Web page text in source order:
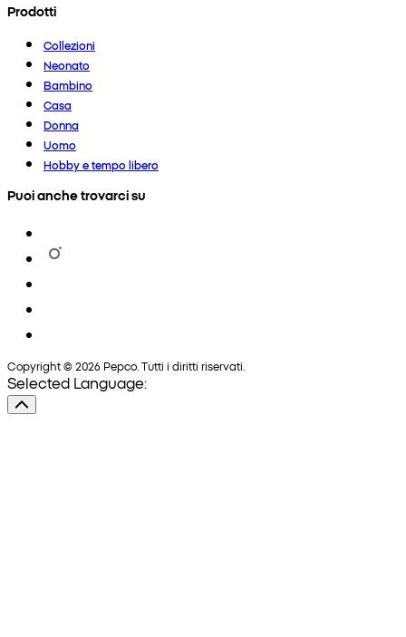
Prodotti
Collezioni
Neonato
Bambino
Casa
Donna
Uomo
Hobby e tempo libero
Puoi anche trovarci su
Copyright © 2026 Pepco. Tutti i diritti riservati.
Selected Language: